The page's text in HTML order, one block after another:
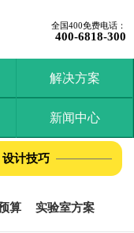
全国400免费电话：
400-6818-300
解决方案
新闻中心
设计技巧
算 实验室方案